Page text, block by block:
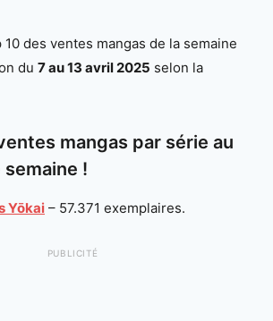
des ventes mangas de la semaine
du 7 au 13 avril 2025 selon la
mangas par série au
!
Yōkai – 57.371 exemplaires.
PUBLICITÉ